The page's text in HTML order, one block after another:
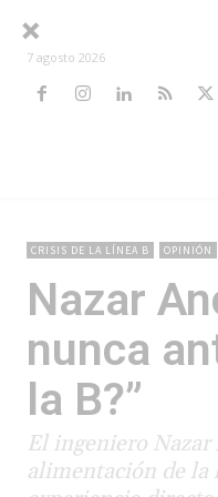
7 agosto 2026
CRISIS DE LA LÍNEA B OPINIÓN
Nazar
nunca
la B?”
El ingeniero Nazar
alimentación de la